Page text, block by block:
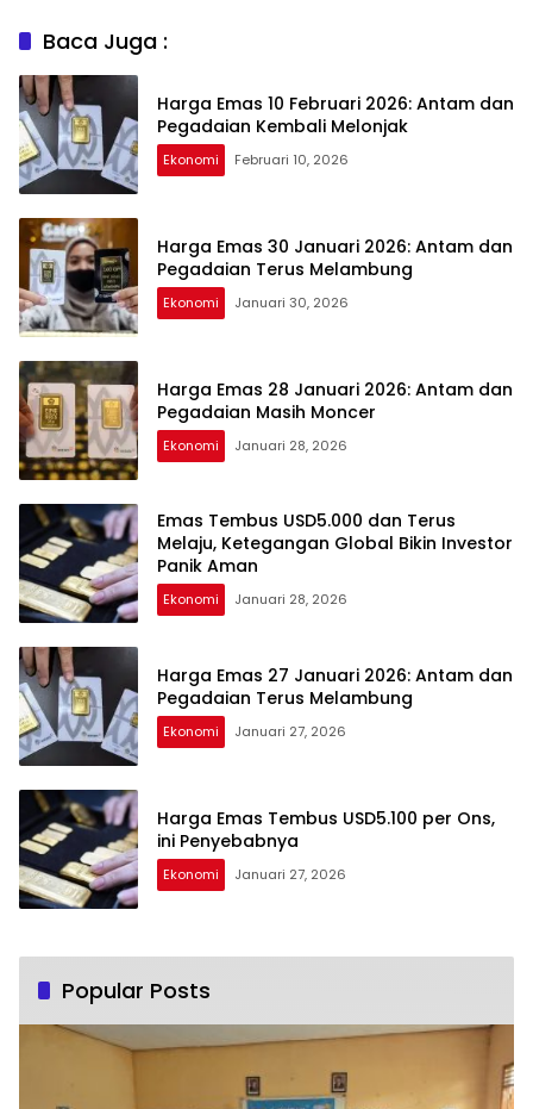
Baca Juga :
Harga Emas 10 Februari 2026: Antam dan
Pegadaian Kembali Melonjak
Ekonomi Februari 10, 2026
Harga Emas 30 Januari 2026: Antam dan
Pegadaian Terus Melambung
Ekonomi Januari 30, 2026
Harga Emas 28 Januari 2026: Antam dan
Pegadaian Masih Moncer
Ekonomi Januari 28, 2026
Emas Tembus USD5.000 dan Terus
Melaju, Ketegangan Global Bikin Investor
Panik Aman
Ekonomi Januari 28, 2026
Harga Emas 27 Januari 2026: Antam dan
Pegadaian Terus Melambung
Ekonomi Januari 27, 2026
Harga Emas Tembus USD5.100 per Ons,
ini Penyebabnya
Ekonomi Januari 27, 2026
Popular Posts